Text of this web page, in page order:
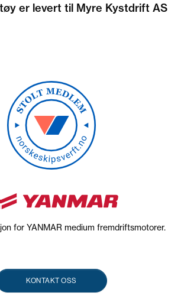
er levert til Myre Kystdrift AS
for YANMAR medium fremdriftsmotorer.
KONTAKT OSS